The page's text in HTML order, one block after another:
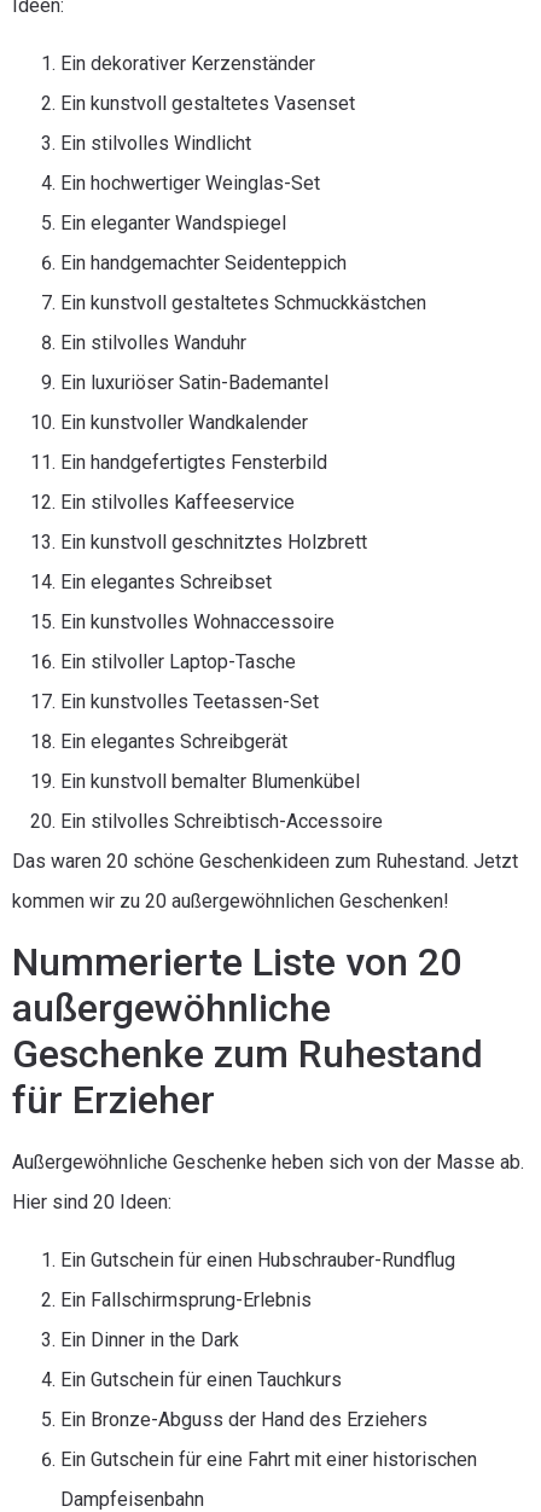
Ideen:
Ein dekorativer Kerzenständer
Ein kunstvoll gestaltetes Vasenset
Ein stilvolles Windlicht
Ein hochwertiger Weinglas-Set
Ein eleganter Wandspiegel
Ein handgemachter Seidenteppich
Ein kunstvoll gestaltetes Schmuckkästchen
Ein stilvolles Wanduhr
Ein luxuriöser Satin-Bademantel
Ein kunstvoller Wandkalender
Ein handgefertigtes Fensterbild
Ein stilvolles Kaffeeservice
Ein kunstvoll geschnitztes Holzbrett
Ein elegantes Schreibset
Ein kunstvolles Wohnaccessoire
Ein stilvoller Laptop-Tasche
Ein kunstvolles Teetassen-Set
Ein elegantes Schreibgerät
Ein kunstvoll bemalter Blumenkübel
Ein stilvolles Schreibtisch-Accessoire
Das waren 20 schöne Geschenkideen zum Ruhestand. Jetzt
kommen wir zu 20 außergewöhnlichen Geschenken!
Nummerierte Liste von 20
außergewöhnliche
Geschenke zum Ruhestand
für Erzieher
Außergewöhnliche Geschenke heben sich von der Masse ab.
Hier sind 20 Ideen:
Ein Gutschein für einen Hubschrauber-Rundflug
Ein Fallschirmsprung-Erlebnis
Ein Dinner in the Dark
Ein Gutschein für einen Tauchkurs
Ein Bronze-Abguss der Hand des Erziehers
Ein Gutschein für eine Fahrt mit einer historischen
Dampfeisenbahn